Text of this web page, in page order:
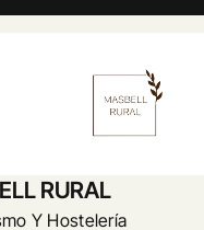
Ángel López
Jurídicas